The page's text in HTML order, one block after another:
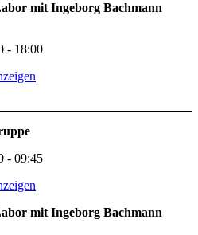
mit Ingeborg Bachmann
- 18:00
- 09:45
mit Ingeborg Bachmann